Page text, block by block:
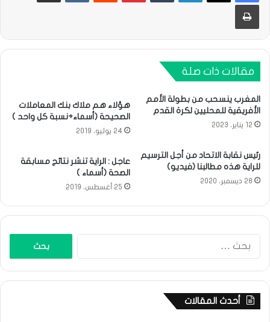
طباعة
مقالات ذات صلة
المغرب ينسحب من بطولة الأمم
الأفريقية للمحليين لكرة القدم
12 يناير، 2023
هؤلاء هم ملاك بنك المعاملات
الصحيحة (أسماء+نسبة كل واحد )
24 يوليو، 2019
رئيس نقابة الاتحاد من أجل الترسيم
للراية هذه مطالبنا (فيديو)
28 ديسمبر، 2020
عاجل : الراية تنشر نتائج مسابقة
الصحة (أسماء )
25 أغسطس، 2019
أحدث المقالات